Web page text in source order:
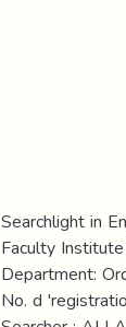
Searchlight in
Faculty
Department:
No. d 'registration :